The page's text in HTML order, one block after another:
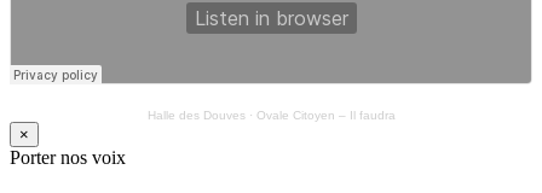
Halle des Douves· Ovale Citoyen – Il faudra
×
Porter nos voix